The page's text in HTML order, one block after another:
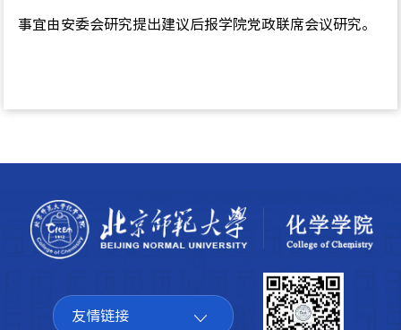
事宜由安委会研究提出建议后报学院党政联席会议研究。
友情链接